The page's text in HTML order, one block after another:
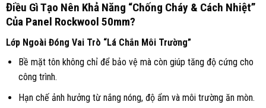
Điều Gì Tạo Nên Khả Năng “Chống Cháy & Cách Nhiệt”
Của Panel Rockwool 50mm?
Lớp Ngoài Đóng Vai Trò “Lá Chắn Môi Trường”
Bề mặt tôn không chỉ để bảo vệ mà còn giúp tăng độ cứng cho
công trình.
Hạn chế ảnh hưởng từ nắng nóng, độ ẩm và môi trường ăn mòn.